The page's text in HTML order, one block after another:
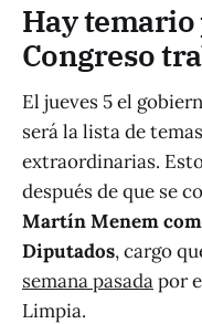
Hay temario
Congreso
El jueves 5 el
será la lista de
extraordinarias.
después de que se
Martín Menem
Diputados, cargo
semana pasadapor
Limpia.